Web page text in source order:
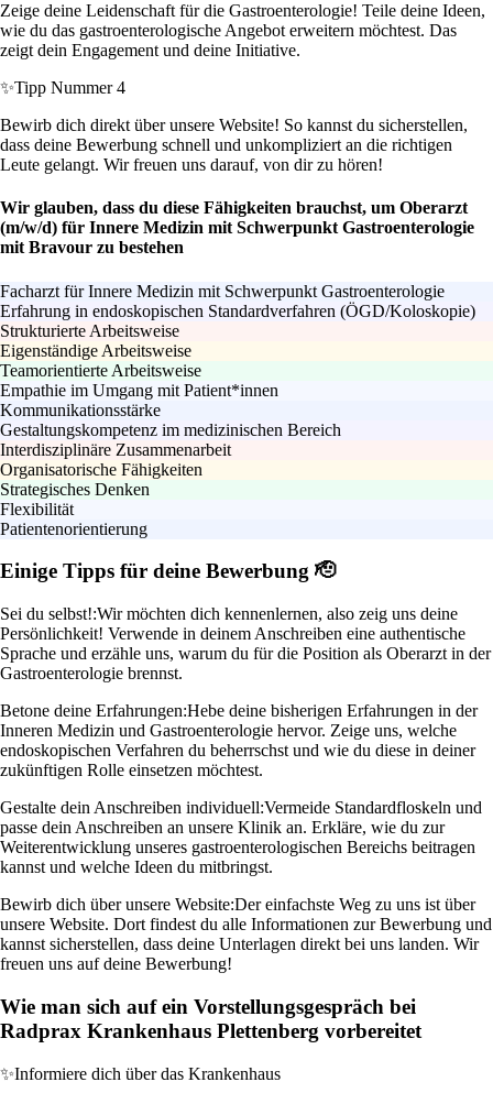
Zeige deine Leidenschaft für die Gastroenterologie! Teile deine Ideen,
wie du das gastroenterologische Angebot erweitern möchtest. Das
zeigt dein Engagement und deine Initiative.
✨Tipp Nummer 4
Bewirb dich direkt über unsere Website! So kannst du sicherstellen,
dass deine Bewerbung schnell und unkompliziert an die richtigen
Leute gelangt. Wir freuen uns darauf, von dir zu hören!
Wir glauben, dass du diese Fähigkeiten brauchst, um Oberarzt
(m/w/d) für Innere Medizin mit Schwerpunkt Gastroenterologie
mit Bravour zu bestehen
Facharzt für Innere Medizin mit Schwerpunkt Gastroenterologie
Erfahrung in endoskopischen Standardverfahren (ÖGD/Koloskopie)
Strukturierte Arbeitsweise
Eigenständige Arbeitsweise
Teamorientierte Arbeitsweise
Empathie im Umgang mit Patient*innen
Kommunikationsstärke
Gestaltungskompetenz im medizinischen Bereich
Interdisziplinäre Zusammenarbeit
Organisatorische Fähigkeiten
Strategisches Denken
Flexibilität
Patientenorientierung
Einige Tipps für deine Bewerbung 🫡
Sei du selbst!:Wir möchten dich kennenlernen, also zeig uns deine
Persönlichkeit! Verwende in deinem Anschreiben eine authentische
Sprache und erzähle uns, warum du für die Position als Oberarzt in der
Gastroenterologie brennst.
Betone deine Erfahrungen:Hebe deine bisherigen Erfahrungen in der
Inneren Medizin und Gastroenterologie hervor. Zeige uns, welche
endoskopischen Verfahren du beherrschst und wie du diese in deiner
zukünftigen Rolle einsetzen möchtest.
Gestalte dein Anschreiben individuell:Vermeide Standardfloskeln und
passe dein Anschreiben an unsere Klinik an. Erkläre, wie du zur
Weiterentwicklung unseres gastroenterologischen Bereichs beitragen
kannst und welche Ideen du mitbringst.
Bewirb dich über unsere Website:Der einfachste Weg zu uns ist über
unsere Website. Dort findest du alle Informationen zur Bewerbung und
kannst sicherstellen, dass deine Unterlagen direkt bei uns landen. Wir
freuen uns auf deine Bewerbung!
Wie man sich auf ein Vorstellungsgespräch bei
Radprax Krankenhaus Plettenberg vorbereitet
✨Informiere dich über das Krankenhaus